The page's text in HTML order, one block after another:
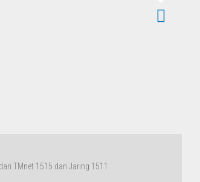
TMnet 1515 dan Jaring 1511.